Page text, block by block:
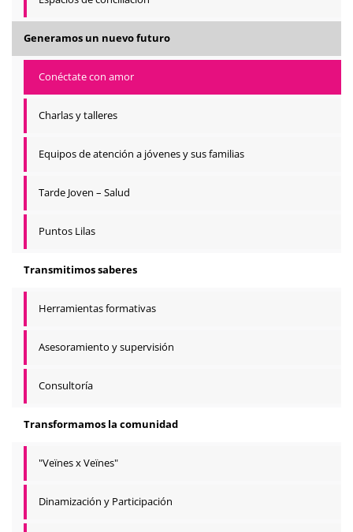
Generamos un nuevo futuro
Conéctate con amor
Charlas y talleres
Equipos de atención a jóvenes y sus familias
Tarde Joven – Salud
Puntos Lilas
Transmitimos saberes
Herramientas formativas
Asesoramiento y supervisión
Consultoría
Transformamos la comunidad
"Veïnes x Veïnes"
Dinamización y Participación